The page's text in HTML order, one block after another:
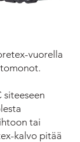
vuorella
tai
kalvo pitää